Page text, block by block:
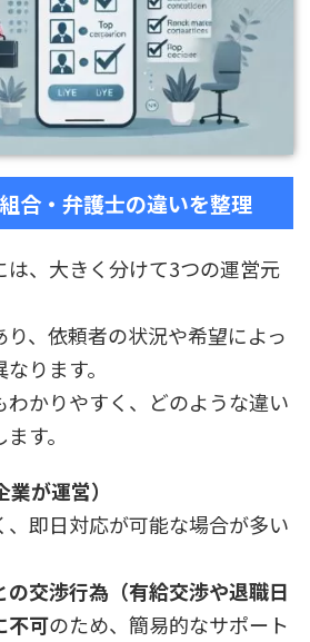
合・弁護士の違いを整理
は、大きく分けて3つの運営元
、依頼者の状況や希望によっ
ります。
わかりやすく、どのような違い
す。
が運営）
、即日対応が可能な場合が多い
の交渉行為（有給交渉や退職日
不可のため、簡易的なサポート